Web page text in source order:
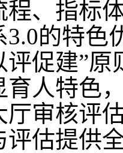
程、指标
3.0的特色
评促建”
育人特色
厅审核评
评估提供